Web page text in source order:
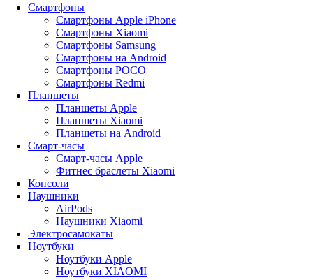
Смартфоны
Смартфоны Apple iPhone
Смартфоны Хiaomi
Смартфоны Samsung
Смартфоны на Android
Смартфоны POCO
Смартфоны Redmi
Планшеты
Планшеты Apple
Планшеты Xiaomi
Планшеты на Android
Смарт-часы
Смарт-часы Apple
Фитнес браслеты Xiaomi
Консоли
Наушники
AirPods
Наушники Xiaomi
Электросамокаты
Ноутбуки
Ноутбуки Apple
Ноутбуки XIAOMI